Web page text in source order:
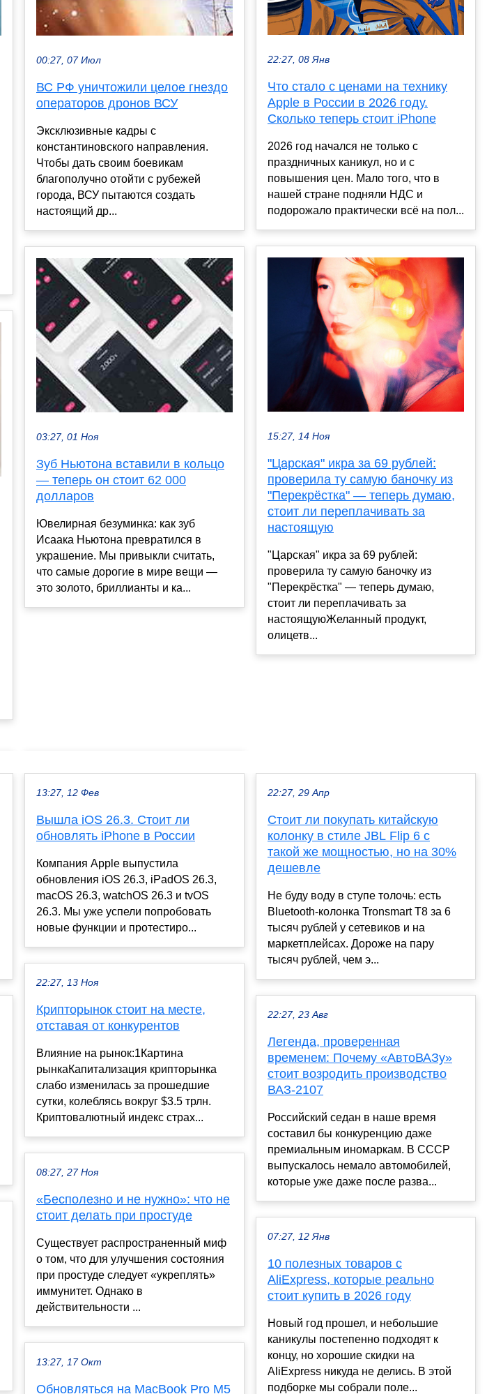
00:27, 07 Июл
ВС РФ уничтожили целое гнездо
операторов дронов ВСУ
Эксклюзивные кадры с
константиновского направления.
Чтобы дать своим боевикам
благополучно отойти с рубежей
города, ВСУ пытаются создать
настоящий др...
03:27, 01 Ноя
Зуб Ньютона вставили в кольцо
— теперь он стоит 62 000
долларов
Ювелирная безуминка: как зуб
Исаака Ньютона превратился в
украшение. Мы привыкли считать,
что самые дорогие в мире вещи —
это золото, бриллианты и ка...
22:27, 08 Янв
Что стало с ценами на технику
Apple в России в 2026 году.
Сколько теперь стоит iPhone
2026 год начался не только с
праздничных каникул, но и с
повышения цен. Мало того, что в
нашей стране подняли НДС и
подорожало практически всё на пол...
15:27, 14 Ноя
"Царская" икра за 69 рублей:
проверила ту самую баночку из
"Перекрёстка" — теперь думаю,
стоит ли переплачивать за
настоящую
"Царская" икра за 69 рублей:
проверила ту самую баночку из
"Перекрёстка" — теперь думаю,
стоит ли переплачивать за
настоящуюЖеланный продукт,
олицетв...
13:27, 12 Фев
Вышла iOS 26.3. Стоит ли
обновлять iPhone в России
Компания Apple выпустила
обновления iOS 26.3, iPadOS 26.3,
macOS 26.3, watchOS 26.3 и tvOS
26.3. Мы уже успели попробовать
новые функции и протестиро...
22:27, 13 Ноя
Крипторынок стоит на месте,
отставая от конкурентов
Влияние на рынок:1Картина
рынкаКапитализация крипторынка
слабо изменилась за прошедшие
сутки, колеблясь вокруг $3.5 трлн.
Криптовалютный индекс страх...
08:27, 27 Ноя
«Бесполезно и не нужно»: что не
стоит делать при простуде
Существует распространенный миф
о том, что для улучшения состояния
при простуде следует «укреплять»
иммунитет. Однако в
действительности ...
13:27, 17 Окт
Обновляться на MacBook Pro M5
22:27, 29 Апр
Стоит ли покупать китайскую
колонку в стиле JBL Flip 6 c
такой же мощностью, но на 30%
дешевле
Не буду воду в ступе толочь: есть
Bluetooth-колонка Tronsmart T8 за 6
тысяч рублей у сетевиков и на
маркетплейсах. Дороже на пару
тысяч рублей, чем э...
22:27, 23 Авг
Легенда, проверенная
временем: Почему «АвтоВАЗу»
стоит возродить производство
ВАЗ-2107
Российский седан в наше время
составил бы конкуренцию даже
премиальным иномаркам. В СССР
выпускалось немало автомобилей,
которые уже даже после разва...
07:27, 12 Янв
10 полезных товаров с
AliExpress, которые реально
стоит купить в 2026 году
Новый год прошел, и небольшие
каникулы постепенно подходят к
концу, но хорошие скидки на
AliExpress никуда не делись. В этой
подборке мы собрали поле...